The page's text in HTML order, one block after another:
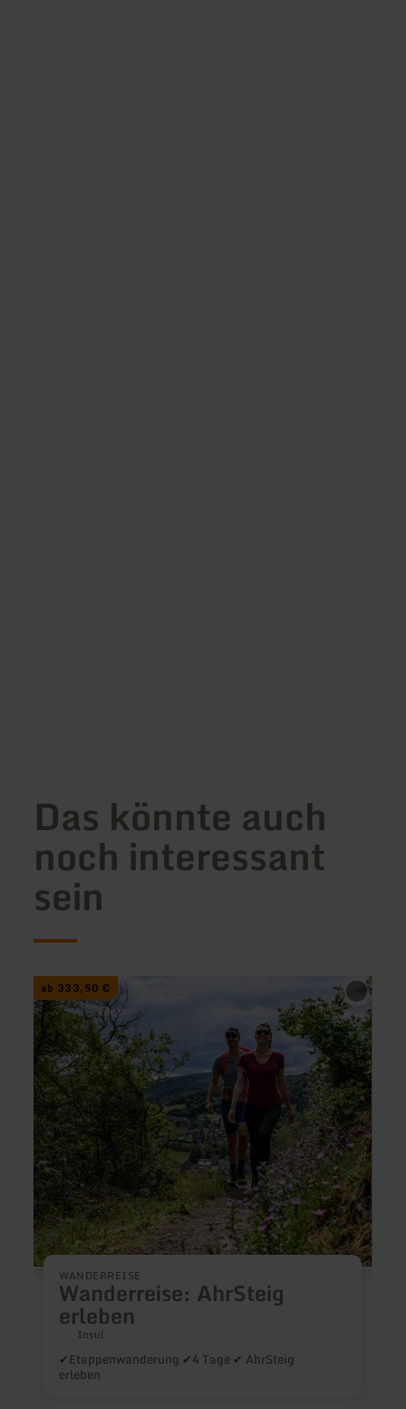
Das könnte auch
noch interessant
sein
ab 333,50 €
WANDERREISE
Wanderreise: AhrSteig
erleben
Insul
✔Etappenwanderung ✔4 Tage ✔ AhrSteig
erleben
mehr
erfahren
zu:
Wanderreise:
AhrSteig
erleben
mehr
zu: